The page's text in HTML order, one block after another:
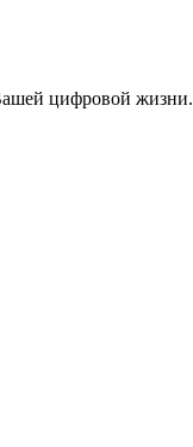
цифровой жизни.